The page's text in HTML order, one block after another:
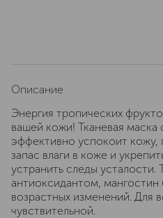
Описание
Энергия тропических
вашей кожи! Тканевая маска
эффективно успокоит
запас влаги в коже и
устранить следы усталости.
антиоксидантом, мангостин
возрастных изменений. Для
чувствительной.